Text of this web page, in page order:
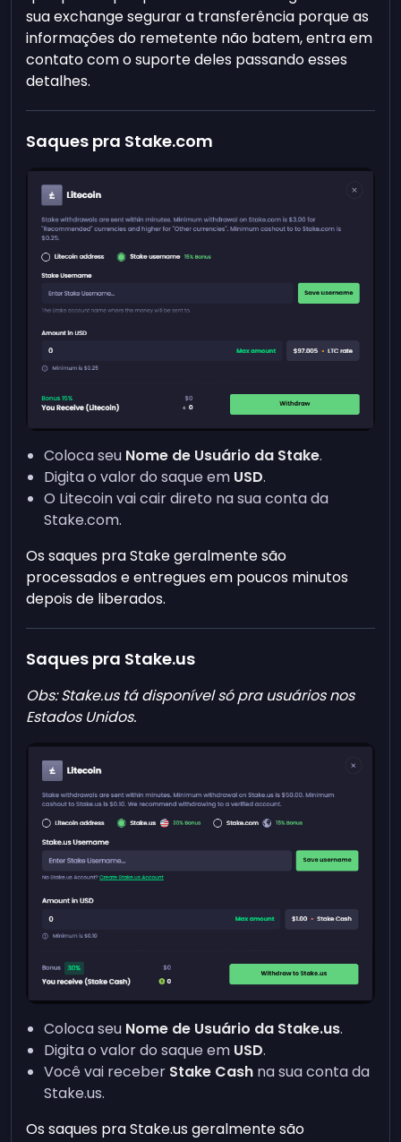
sua exchange segurar a transferência porque as
informações do remetente não batem, entra em
contato com o suporte deles passando esses
detalhes.
Saques pra Stake.com
Coloca seu Nome de Usuário da Stake.
Digita o valor do saque em USD.
O Litecoin vai cair direto na sua conta da
Stake.com.
Os saques pra Stake geralmente são
processados e entregues em poucos minutos
depois de liberados.
Saques pra Stake.us
Obs: Stake.us tá disponível só pra usuários nos
Estados Unidos.
Coloca seu Nome de Usuário da Stake.us.
Digita o valor do saque em USD.
Você vai receber Stake Cash na sua conta da
Stake.us.
Os saques pra Stake.us geralmente são